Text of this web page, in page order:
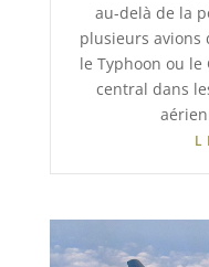
au-delà de la
plusieurs avions
le Typhoon ou
central dans